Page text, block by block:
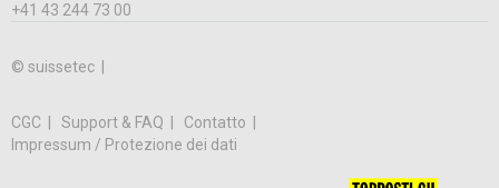
+41 43 244 73 00
© suissetec |
CGC Support & FAQ
Contatto
Impressum / Protezione dei dati